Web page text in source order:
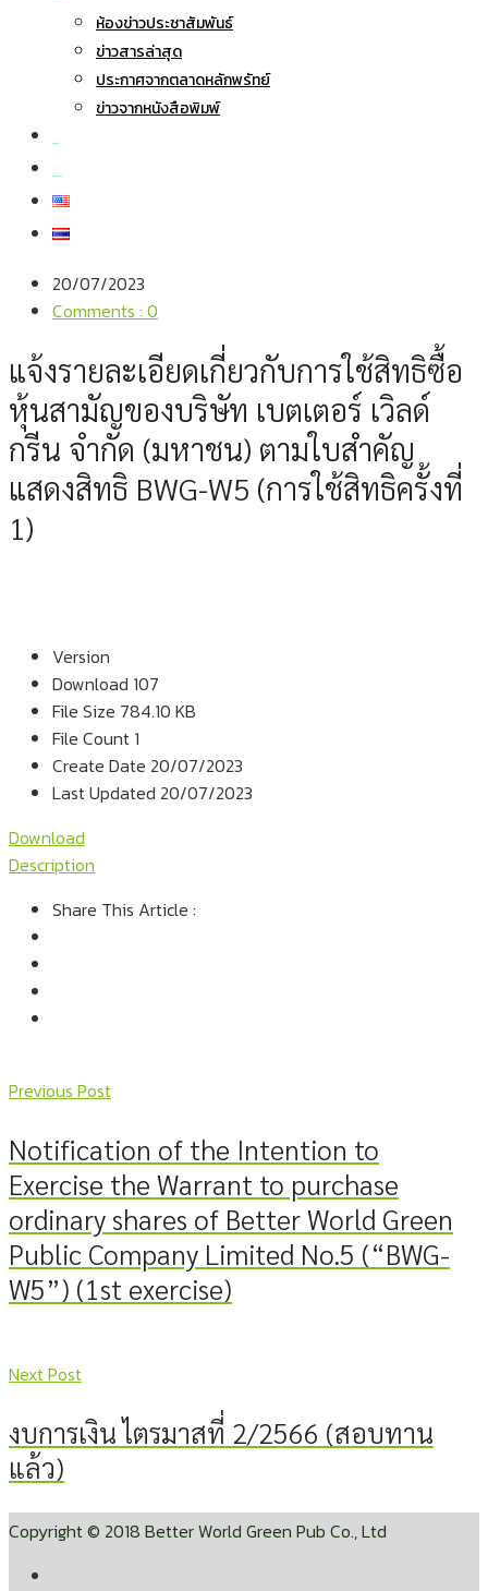
ห้องข่าวประชาสัมพันธ์
ข่าวสารล่าสุด
ประกาศจากตลาดหลักพรัทย์
ข่าวจากหนังสือพิมพ์
20/07/2023
Comments : 0
แจ้งรายละเอียดเกี่ยวกับการใช้สิทธิซื้อ
หุ้นสามัญของบริษัท เบตเตอร์ เวิลด์
กรีน จำกัด (มหาชน) ตามใบสำคัญ
แสดงสิทธิ BWG-W5 (การใช้สิทธิครั้งที่
1)
Version
Download 107
File Size 784.10 KB
File Count 1
Create Date 20/07/2023
Last Updated 20/07/2023
Download
Description
Share This Article :
Previous Post
Notification of the Intention to
Exercise the Warrant to purchase
ordinary shares of Better World Green
Public Company Limited No.5 (“BWG-
W5”) (1st exercise)
Next Post
งบการเงิน ไตรมาสที่ 2/2566 (สอบทาน
แล้ว)
Copyright © 2018 Better World Green Pub Co., Ltd